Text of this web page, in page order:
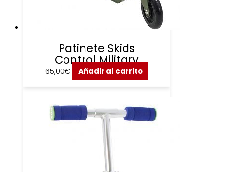
Patinete Skids
Control Military
65,00€ Añadir al carrito